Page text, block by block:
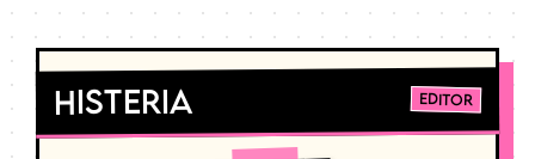
Histeria Editor